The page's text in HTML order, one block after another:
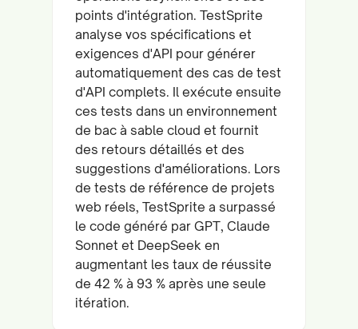
points d'intégration. TestSprite
analyse vos spécifications et
exigences d'API pour générer
automatiquement des cas de test
d'API complets. Il exécute ensuite
ces tests dans un environnement
de bac à sable cloud et fournit
des retours détaillés et des
suggestions d'améliorations. Lors
de tests de référence de projets
web réels, TestSprite a surpassé
le code généré par GPT, Claude
Sonnet et DeepSeek en
augmentant les taux de réussite
de 42 % à 93 % après une seule
itération.